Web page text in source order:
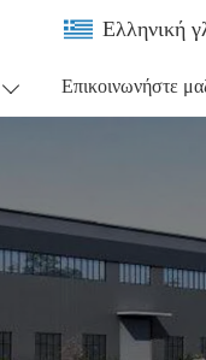
Ελληνική
Επικοινωνήστε